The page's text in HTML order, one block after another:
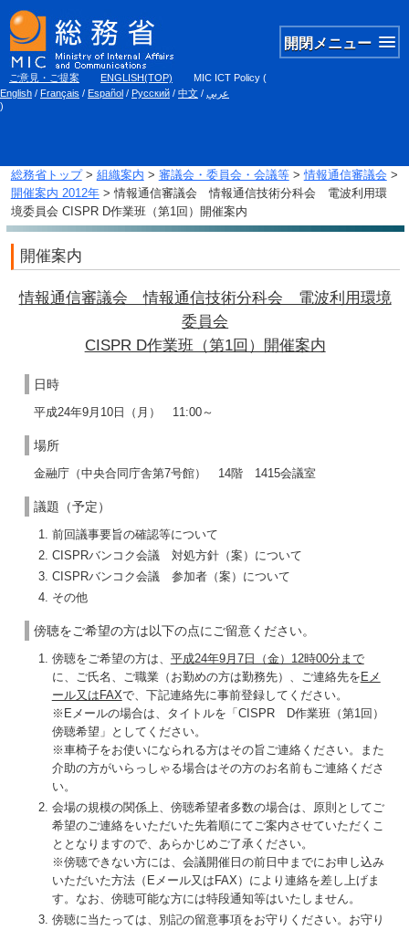
開閉メニュー
ご意見・ご提案 ENGLISH(TOP) MIC ICT Policy (
English / Français / Español / Русский / 中文 / عربي
)
総務省トップ> 組織案内 > 審議会・委員会・会議等>情報通信審議会 >
開催案内 2012年> 情報通信審議会 情報通信技術分科会 電波利用環
境委員会 CISPR D作業班（第1回）開催案内
開催案内
情報通信審議会 情報通信技術分科会 電波利用環境
委員会
CISPR D作業班（第1回）開催案内
日時
平成24年9月10日（月） 11:00～
場所
金融庁（中央合同庁舎第7号館） 14階 1415会議室
議題（予定）
前回議事要旨の確認等について
CISPRバンコク会議 対処方針（案）について
CISPRバンコク会議 参加者（案）について
その他
傍聴をご希望の方は以下の点にご留意ください。
傍聴をご希望の方は、 平成24年9月7日（金）12時00分まで
に、ご氏名、ご職業（お勤めの方は勤務先）、ご連絡先を Eメ
ール又はFAXで、下記連絡先に事前登録してください。
※Eメールの場合は、タイトルを「CISPR D作業班（第1回）
傍聴希望」としてください。
※車椅子をお使いになられる方はその旨ご連絡ください。また
介助の方がいらっしゃる場合はその方のお名前もご連絡くださ
い。
会場の規模の関係上、傍聴希望者多数の場合は、原則としてご
希望のご連絡をいただいた先着順にてご案内させていただくこ
ととなりますので、あらかじめご了承ください。
※傍聴できない方には、会議開催日の前日中までにお申し込み
いただいた方法（Eメール又はFAX）により連絡を差し上げま
す。なお、傍聴可能な方には特段通知等はいたしません。
傍聴に当たっては、別記の留意事項をお守りください。お守り